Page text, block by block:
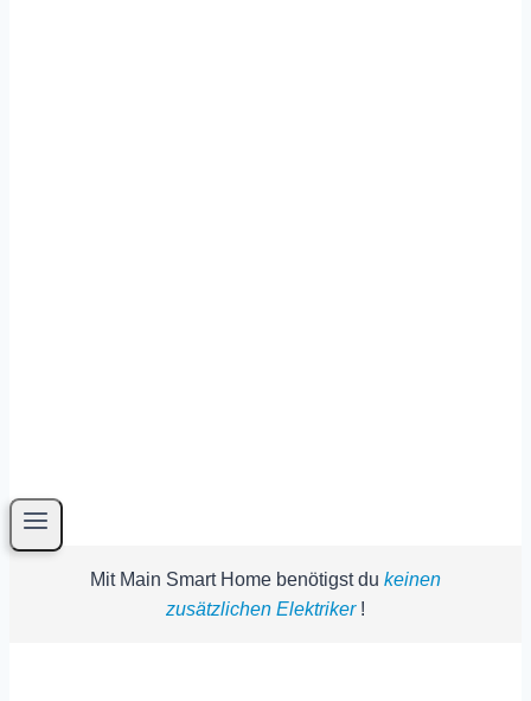
Mit Main Smart Home benötigst du keinen
zusätzlichen Elektriker!